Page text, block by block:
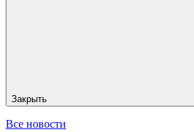
Закрыть
Все новости